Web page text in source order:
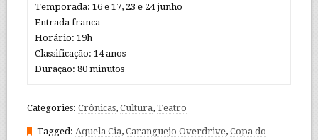
Temporada: 16 e 17, 23 e 24 junho
Entrada franca
Horário: 19h
Classificação: 14 anos
Duração: 80 minutos
Categories: Crônicas, Cultura, Teatro
Tagged: Aquela Cia, Caranguejo Overdrive, Copa do